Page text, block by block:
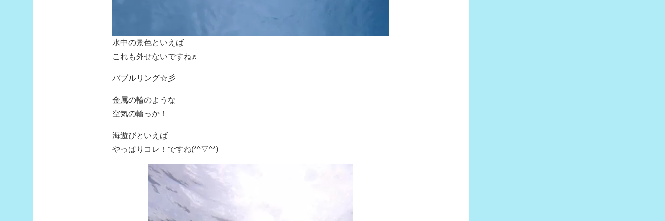
水中の景色といえば
これも外せないですね♬
バブルリング☆彡
金属の輪のような
空気の輪っか！
海遊びといえば
やっぱりコレ！ですね(*^▽^*)